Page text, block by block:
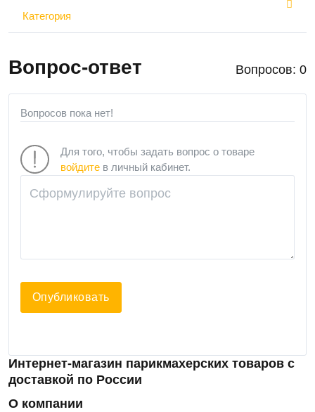
Категория
Вопрос-ответ Вопросов: 0
Вопросов пока нет!
Для того, чтобы задать вопрос о товаре
войдите в личный кабинет.
Опубликовать
Интернет-магазин парикмахерских товаров с
доставкой по России
О компании